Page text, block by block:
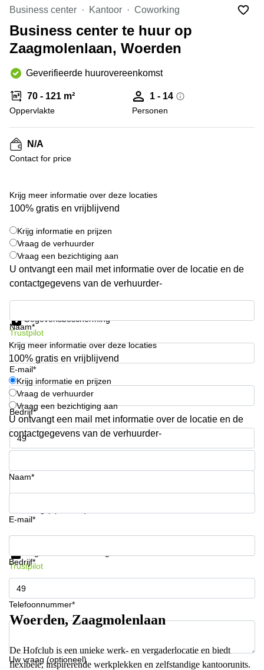
Hengelo
Hilversum
Hoofddorp
Deventer
Rotterdam
Tiel
Zwolle
Bodegraven-
Reeuwijk
Business
center
Arnhem
Business
Amsterdam
Westpoort
Business
center
Hilversum
Den
Haag
space
Breda
Coworking
Arnhem
Coworking
space
Hilversum
Coworking
space
Zwolle
Coworking
Haarlem
Kantoor
Huren
Hengelo
Nijmegen
Business center Kantoor Coworking
Business center te huur op
Zaagmolenlaan, Woerden
Geverifieerde huurovereenkomst
70 - 121 m²
Oppervlakte
1 - 14
Personen
N/A
Contact for price
Krijg meer informatie over deze locaties
100% gratis en vrijblijvend
Krijg informatie en prijzen
Vraag de verhuurder
Vraag een bezichtiging aan
U ontvangt een mail met informatie over de locatie en de
contactgegevens van de verhuurder-
Naam*
E-mail*
Bedrijf*
Telefoonnummer*
Gegevensbescherming
Trustpilot
Krijg meer informatie over deze locaties
100% gratis en vrijblijvend
Krijg informatie en prijzen
Vraag de verhuurder
Vraag een bezichtiging aan
U ontvangt een mail met informatie over de locatie en de
contactgegevens van de verhuurder-
Naam*
E-mail*
Bedrijf*
Telefoonnummer*
Uw vraag (optioneel)
Krijg informatie en prijzen
Trustpilot
Woerden, Zaagmolenlaan
De Hofclub is een unieke werk- en vergaderlocatie en biedt
flexibele, inspirerende werkplekken en zelfstandige kantoorunits.